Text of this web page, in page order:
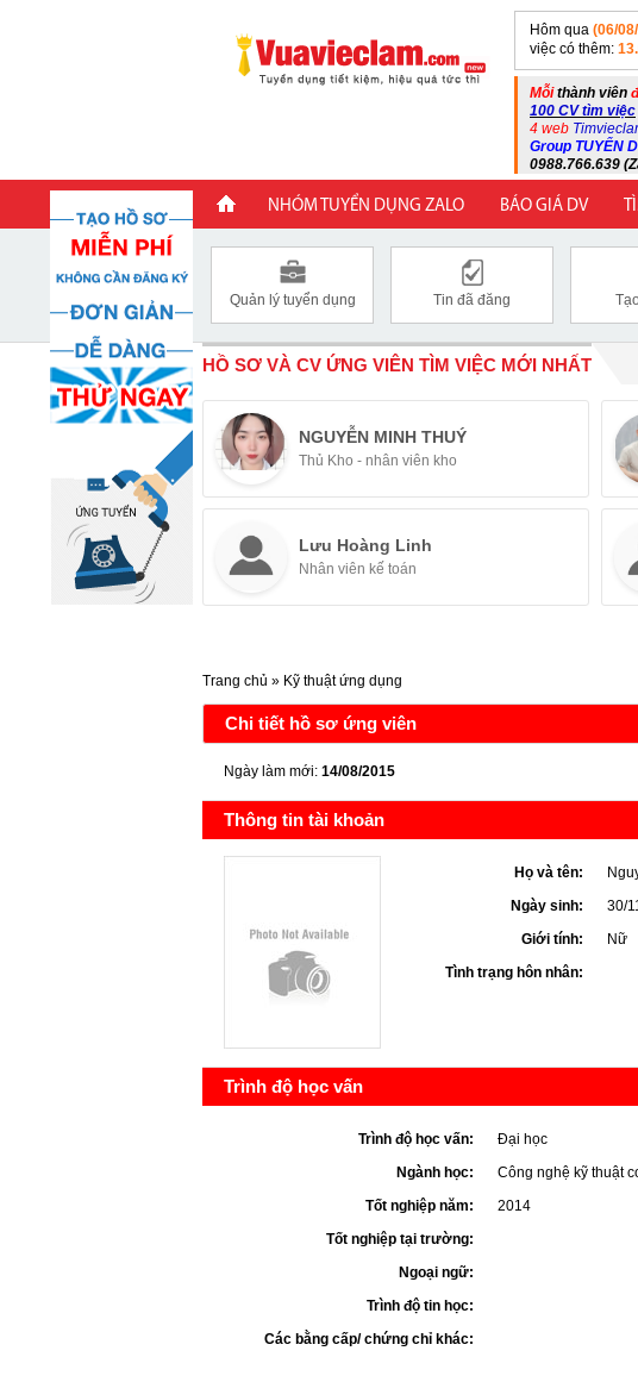
Hôm qua (06/
việc có thêm:
Mỗithành viên
100 CV tìm việc
4 web
Group TUYỂN
0988.766.639
NHÓM TUYỂN DỤNG ZALO BÁO GIÁ DV
Quản lý tuyển dụng Tin đã đăng
HỒ SƠ VÀ CV ỨNG VIÊN TÌM VIỆC MỚI NHẤT
NGUYỄN MINH THUÝ
Thủ Kho - nhân viên kho
Lưu Hoàng Linh
Nhân viên kế toán
Trang chủ » Kỹ thuật ứng dụng
Chi tiết hồ sơ ứng viên
Ngày làm mới: 14/08/2015
Thông tin tài khoản
Họ và tên:
Ngày sinh:
30/
Giới tính:
Nữ
Tình trạng hôn nhân:
Trình độ học vấn
Trình độ học vấn:
Đại học
Ngành học:
Công nghệ kỹ thuật
Tốt nghiệp năm:
2014
Tốt nghiệp tại trường:
Ngoại ngữ:
Trình độ tin học:
Các bằng cấp/ chứng chỉ khác: